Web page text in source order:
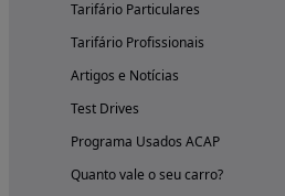
Tarifário Particulares
Tarifário Profissionais
Artigos e Notícias
Test Drives
Programa Usados ACAP
Quanto vale o seu carro?